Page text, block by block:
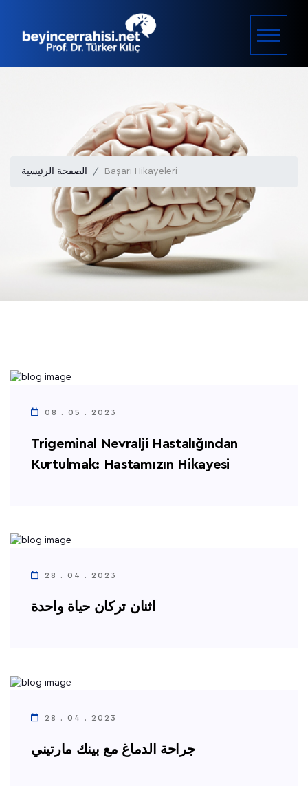
الصفحة الرئيسية Başarı Hikayeleri
08 . 05 . 2023
Trigeminal Nevralji Hastalığından
Kurtulmak: Hastamızın Hikayesi
28 . 04 . 2023
اثنان تركان حياة واحدة
28 . 04 . 2023
جراحة الدماغ مع بينك مارتيني